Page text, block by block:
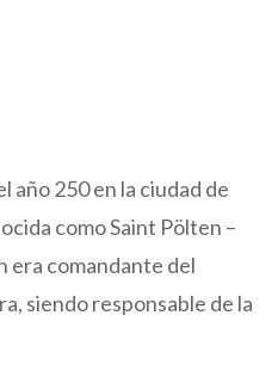
año 250 en la ciudad de
como Saint Pölten –
era comandante del
siendo responsable de la